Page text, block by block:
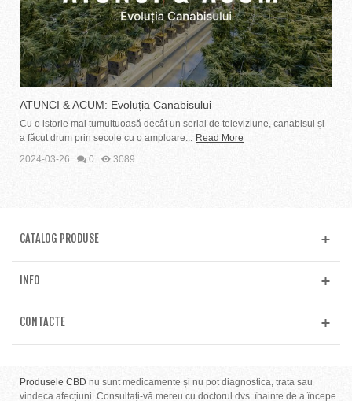
ATUNCI & ACUM: Evoluția Canabisului
Cu o istorie mai tumultuoasă decât un serial de televiziune, canabisul și-
a făcut drum prin secole cu o amploare...
Read More
2024-03-26
0 3089
CATALOG PRODUSE
INFO
CONTACTE
Produsele CBD nu sunt medicamente și nu pot diagnostica, trata sau
vindeca afecțiuni. Consultați-vă mereu cu doctorul dvs. înainte de a începe